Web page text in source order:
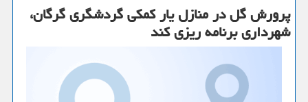
پرورش گل در منازل یار كمكی گردشگری گرگان،
شهرداری برنامه ریزی كند